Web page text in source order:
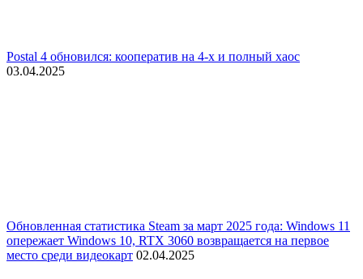
Postal 4 обновился: кооператив на 4-х и полный хаос
03.04.2025
Обновленная статистика Steam за март 2025 года: Windows 11
опережает Windows 10, RTX 3060 возвращается на первое
место среди видеокарт 02.04.2025